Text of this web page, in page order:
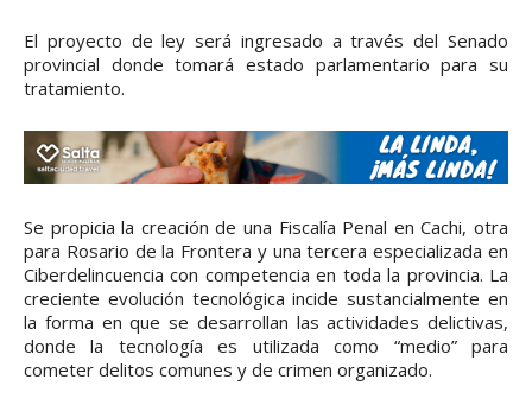
El proyecto de ley será ingresado a través del Senado
provincial donde tomará estado parlamentario para su
tratamiento.
Se propicia la creación de una Fiscalía Penal en Cachi, otra
para Rosario de la Frontera y una tercera especializada en
Ciberdelincuencia con competencia en toda la provincia. La
creciente evolución tecnológica incide sustancialmente en
la forma en que se desarrollan las actividades delictivas,
donde la tecnología es utilizada como “medio” para
cometer delitos comunes y de crimen organizado.